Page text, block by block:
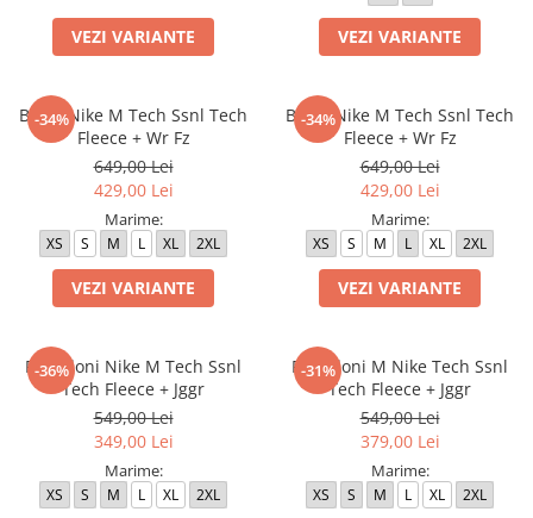
Pantaloni lungi fotbal copii
Imbracaminte fotbal femei
Tricouri fotbal femei
Sorturi fotbal femei
Pantaloni lungi fotbal femei
Echipament portar
VEZI VARIANTE VEZI VARIANTE
-34%
Bluza Nike M Tech Ssnl Tech
Fleece + Wr Fz
649,00 Lei
429,00 Lei
Marime:
XS S M L XL 2XL
VEZI VARIANTE
-34%
Bluza Nike M Tech Ssnl Tech
Fleece + Wr Fz
649,00 Lei
429,00 Lei
Marime:
XS S M L XL 2XL
VEZI VARIANTE
-36%
Pantaloni Nike M Tech Ssnl
Tech Fleece + Jggr
549,00 Lei
349,00 Lei
Marime:
XS S M L XL 2XL
-31%
Pantaloni M Nike Tech Ssnl
Tech Fleece + Jggr
549,00 Lei
379,00 Lei
Marime:
XS S M L XL 2XL